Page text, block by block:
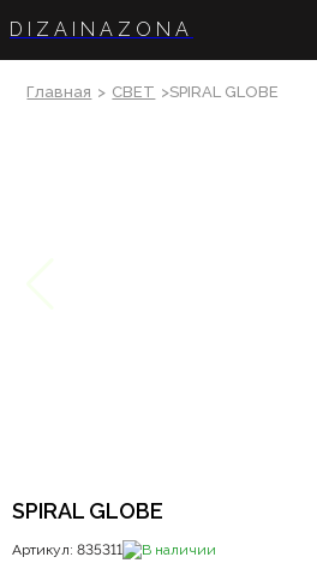
DIZAINAZONA
Главная > СВЕТ >SPIRAL GLOBE
SPIRAL GLOBE
Артикул: 835311 В наличии